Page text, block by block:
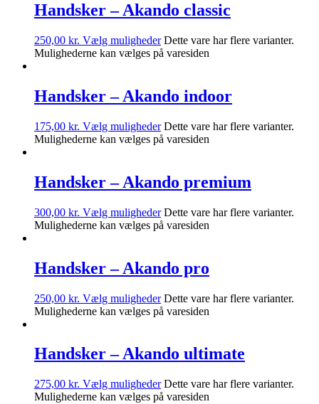
Handsker – Akando classic
250,00 kr. Vælg muligheder Dette vare har flere varianter.
Mulighederne kan vælges på varesiden
Handsker – Akando indoor
175,00 kr. Vælg muligheder Dette vare har flere varianter.
Mulighederne kan vælges på varesiden
Handsker – Akando premium
300,00 kr. Vælg muligheder Dette vare har flere varianter.
Mulighederne kan vælges på varesiden
Handsker – Akando pro
250,00 kr. Vælg muligheder Dette vare har flere varianter.
Mulighederne kan vælges på varesiden
Handsker – Akando ultimate
275,00 kr. Vælg muligheder Dette vare har flere varianter.
Mulighederne kan vælges på varesiden